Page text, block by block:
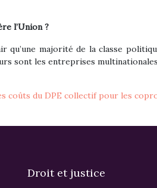
l’Union ?
qu’une majorité de la classe
sont les entreprises
coûts du DPE collectif pour les
Droit et justice